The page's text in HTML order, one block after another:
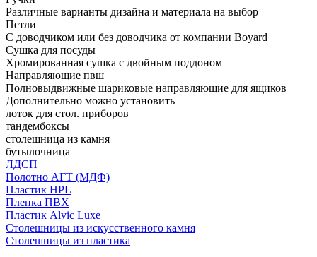
Различные варианты дизайна и материала на выбор
Петли
С доводчиком или без доводчика от компании Boyard
Сушка для посуды
Хромированная сушка с двойным поддоном
Направляющие пвш
Полновыдвижные шариковые направляющие для ящиков
Дополнительно можно установить
лоток для стол. приборов
тандембоксы
столешница из камня
бутылочница
ЛДСП
Полотно АГТ (МДФ)
Пластик HPL
Пленка ПВХ
Пластик Alvic Luxe
Столешницы из искусственного камня
Столешницы из пластика